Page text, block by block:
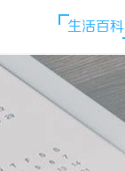
生活百科